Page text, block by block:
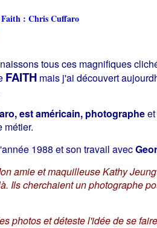
Faith : Chris Cuffaro
tous ces magnifiques
FAITH mais j'ai découvert
est américain, photographe
métier.
1988 et son travail avec
amie et maquilleuse Kathy
Ils cherchaient un photographe
photos et déteste l'idée de se